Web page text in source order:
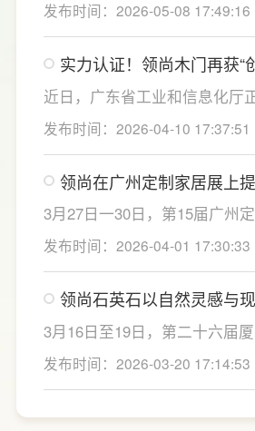
科技交流平台，全球业内精英
展会现场，共探建材家居产业
次参展，依托出众的产品实力
计，吸引众多行业同仁及海外
摩交流、深度洽谈。
发布时间：2026-05-08 17:49:16
实力认证！领尚木门再获“
业”与“专精特新中小企业”
近日，广东省工业和信息化厅
创新型中小企业和专精特新中
东联塑日利门业有限公司（以
门）凭借卓越的创新能力和专
获得“创新型中小企业”与“专精
定。
发布时间：2026-04-10 17:37:51
领尚在广州定制家居展上
新范式，值得一看！
3月27日一30日，第15届广州
定展上，联塑集团旗下家居品
着“定制+好房子”主题，携门墙
案与联合门易打造的“经纬·叠
艳亮相。从设计理念到产品细
到环保材质，领尚用一场沉浸
义了轻高定时代的人居标准。
发布时间：2026-04-01 17:30:33
领尚石英石以自然灵感与
撞，惊艳亮相厦门国际石
3月16日至19日，第二十六届
厦门国际会展中心圆满落下帷
球行业目光的盛典，集结了来
区的2000余家展商，围绕石材
新格局展开深度交流。
发布时间：2026-03-20 17:14:53